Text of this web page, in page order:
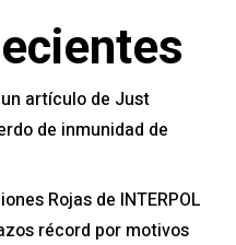
artículo de Just
de inmunidad de
Rojas de INTERPOL
récord por motivos